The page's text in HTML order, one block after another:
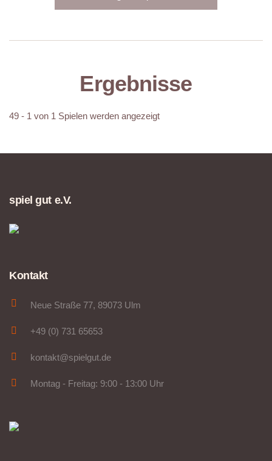
Ergebnisse
49 - 1 von 1 Spielen werden angezeigt
spiel gut e.V.
Kontakt
Neue Straße 77, 89073 Ulm
+49 (0) 731 65653
kontakt@spielgut.de
Montag - Freitag: 9:00 - 13:00 Uhr